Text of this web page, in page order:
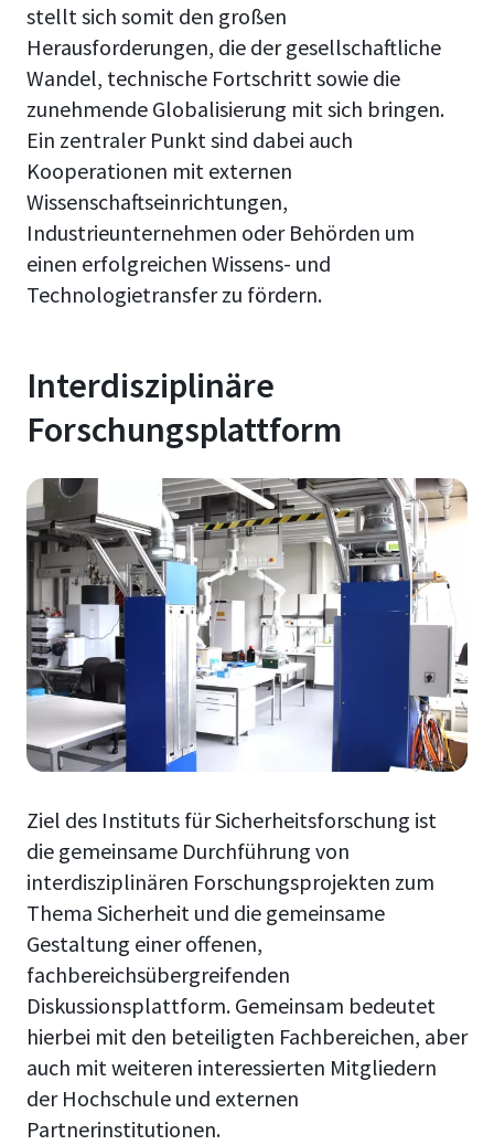
stellt sich somit den großen
Herausforderungen, die der gesellschaftliche
Wandel, technische Fortschritt sowie die
zunehmende Globalisierung mit sich bringen.
Ein zentraler Punkt sind dabei auch
Kooperationen mit externen
Wissenschaftseinrichtungen,
Industrieunternehmen oder Behörden um
einen erfolgreichen Wissens- und
Technologietransfer zu fördern.
Interdisziplinäre
Forschungsplattform
Ziel des Instituts für Sicherheitsforschung ist
die gemeinsame Durchführung von
interdisziplinären Forschungsprojekten zum
Thema Sicherheit und die gemeinsame
Gestaltung einer offenen,
fachbereichsübergreifenden
Diskussionsplattform. Gemeinsam bedeutet
hierbei mit den beteiligten Fachbereichen, aber
auch mit weiteren interessierten Mitgliedern
der Hochschule und externen
Partnerinstitutionen.